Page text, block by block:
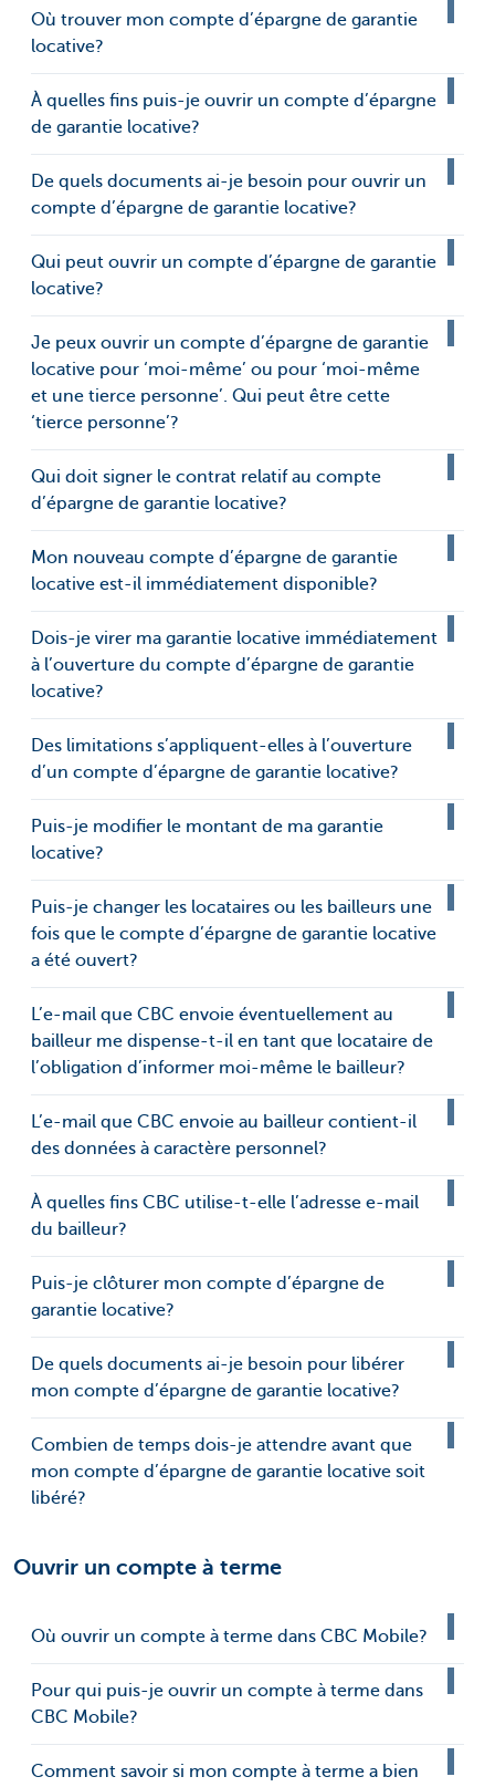
Où trouver mon compte d’épargne de garantie
locative?
À quelles fins puis-je ouvrir un compte d’épargne
de garantie locative?
De quels documents ai-je besoin pour ouvrir un
compte d’épargne de garantie locative?
Qui peut ouvrir un compte d’épargne de garantie
locative?
Je peux ouvrir un compte d’épargne de garantie
locative pour ‘moi-même’ ou pour ‘moi-même
et une tierce personne’. Qui peut être cette
‘tierce personne’?
Qui doit signer le contrat relatif au compte
d’épargne de garantie locative?
Mon nouveau compte d’épargne de garantie
locative est-il immédiatement disponible?
Dois-je virer ma garantie locative immédiatement
à l’ouverture du compte d’épargne de garantie
locative?
Des limitations s’appliquent-elles à l’ouverture
d’un compte d’épargne de garantie locative?
Puis-je modifier le montant de ma garantie
locative?
Puis-je changer les locataires ou les bailleurs une
fois que le compte d’épargne de garantie locative
a été ouvert?
L’e-mail que CBC envoie éventuellement au
bailleur me dispense-t-il en tant que locataire de
l’obligation d’informer moi-même le bailleur?
L’e-mail que CBC envoie au bailleur contient-il
des données à caractère personnel?
À quelles fins CBC utilise-t-elle l’adresse e-mail
du bailleur?
Puis-je clôturer mon compte d’épargne de
garantie locative?
De quels documents ai-je besoin pour libérer
mon compte d’épargne de garantie locative?
Combien de temps dois-je attendre avant que
mon compte d’épargne de garantie locative soit
libéré?
Ouvrir un compte à terme
Où ouvrir un compte à terme dans CBC Mobile?
Pour qui puis-je ouvrir un compte à terme dans
CBC Mobile?
Comment savoir si mon compte à terme a bien